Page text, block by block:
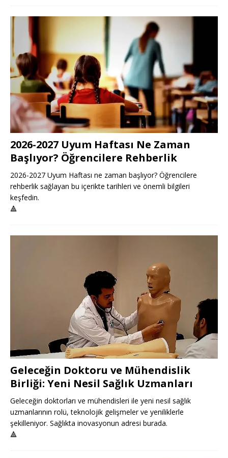
2026-2027 Uyum Haftası Ne Zaman
Başlıyor? Öğrencilere Rehberlik
2026-2027 Uyum Haftası ne zaman başlıyor? Öğrencilere
rehberlik sağlayan bu içerikte tarihleri ve önemli bilgileri
keşfedin.
🔺
Geleceğin Doktoru ve Mühendislik
Birliği: Yeni Nesil Sağlık Uzmanları
Geleceğin doktorları ve mühendisleri ile yeni nesil sağlık
uzmanlarının rolü, teknolojik gelişmeler ve yeniliklerle
şekilleniyor. Sağlıkta inovasyonun adresi burada.
🔺